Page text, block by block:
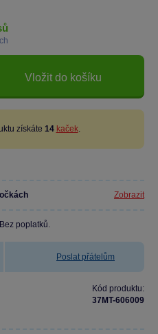
Vložit do košíku
získáte 14 kaček.
Zobrazit
poplatků.
Poslat přátelům
Kód produktu:
37MT-606009